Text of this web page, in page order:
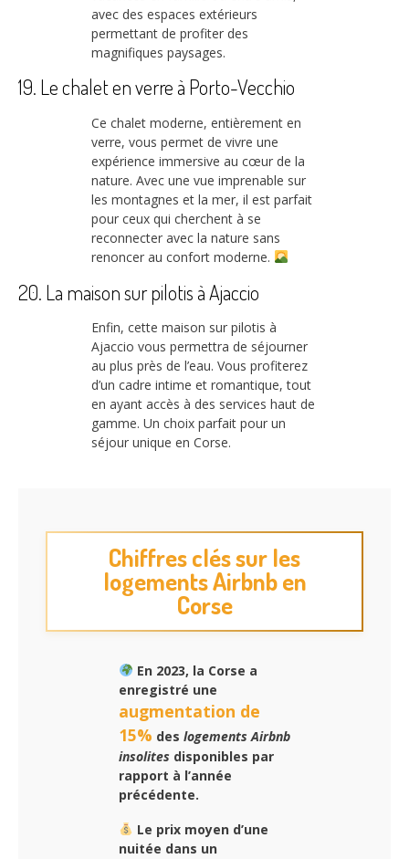
avec des espaces extérieurs
permettant de profiter des
magnifiques paysages.
19. Le chalet en verre à Porto-Vecchio
Ce chalet moderne, entièrement en
verre, vous permet de vivre une
expérience immersive au cœur de la
nature. Avec une vue imprenable sur
les montagnes et la mer, il est parfait
pour ceux qui cherchent à se
reconnecter avec la nature sans
renoncer au confort moderne.
20. La maison sur pilotis à Ajaccio
Enfin, cette maison sur pilotis à
Ajaccio vous permettra de séjourner
au plus près de l’eau. Vous profiterez
d’un cadre intime et romantique, tout
en ayant accès à des services haut de
gamme. Un choix parfait pour un
séjour unique en Corse.
Chiffres clés sur les
logements Airbnb en
Corse
En 2023, la Corse a
enregistré une
augmentation de
15% des logements Airbnb
insolites disponibles par
rapport à l’année
précédente.
Le prix moyen d’une
nuitée dans un